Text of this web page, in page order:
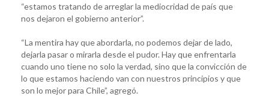
“estamos tratando de arreglar la mediocridad de país que
nos dejaron el gobierno anterior”.
“La mentira hay que abordarla, no podemos dejar de lado,
dejarla pasar o mirarla desde el pudor. Hay que enfrentarla
cuando uno tiene no solo la verdad, sino que la convicción de
lo que estamos haciendo van con nuestros principios y que
son lo mejor para Chile”, agregó.